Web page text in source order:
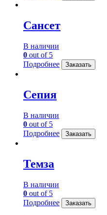
Сансет
В наличии
0 out of 5
Подробнее
Заказать
Сепия
В наличии
0 out of 5
Подробнее
Заказать
Темза
В наличии
0 out of 5
Подробнее
Заказать